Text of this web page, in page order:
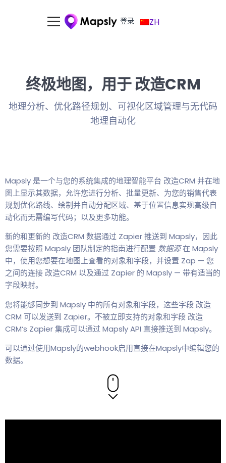
登录 ZH
终极地图，用于 改造CRM
地理分析、优化路径规划、可视化区域管理与无代码
地理自动化
Mapsly 是一个与您的系统集成的地理智能平台 改造CRM 并在地
图上显示其数据，允许您进行分析、批量更新、为您的销售代表
规划优化路线、绘制并自动分配区域、基于位置信息实现高级自
动化而无需编写代码；以及更多功能。
新的和更新的 改造CRM 数据通过 Zapier 推送到 Mapsly，因此
您需要按照 Mapsly 团队制定的指南进行配置 数据源在 Mapsly
中，使用您想要在地图上查看的对象和字段，并设置 Zap — 您
之间的连接 改造CRM 以及通过 Zapier 的 Mapsly — 带有适当的
字段映射。
您将能够同步到 Mapsly 中的所有对象和字段，这些字段 改造
CRM 可以发送到 Zapier。不被立即支持的对象和字段 改造
CRM‘s Zapier 集成可以通过 Mapsly API 直接推送到 Mapsly。
可以通过使用Mapsly的webhook启用直接在Mapsly中编辑您的
数据。